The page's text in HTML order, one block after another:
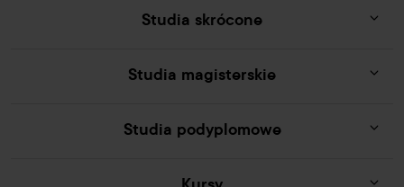
Studia skrócone
Studia magisterskie
Studia podyplomowe